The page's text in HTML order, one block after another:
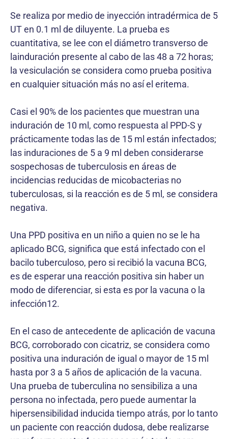
Se realiza por medio de inyección intradérmica de 5
UT en 0.1 ml de diluyente. La prueba es
cuantitativa, se lee con el diámetro transverso de
lainduración presente al cabo de las 48 a 72 horas;
la vesiculación se considera como prueba positiva
en cualquier situación más no así el eritema.
Casi el 90% de los pacientes que muestran una
induración de 10 ml, como respuesta al PPD-S y
prácticamente todas las de 15 ml están infectados;
las induraciones de 5 a 9 ml deben considerarse
sospechosas de tuberculosis en áreas de
incidencias reducidas de micobacterias no
tuberculosas, si la reacción es de 5 ml, se considera
negativa.
Una PPD positiva en un niño a quien no se le ha
aplicado BCG, significa que está infectado con el
bacilo tuberculoso, pero si recibió la vacuna BCG,
es de esperar una reacción positiva sin haber un
modo de diferenciar, si esta es por la vacuna o la
infección12.
En el caso de antecedente de aplicación de vacuna
BCG, corroborado con cicatriz, se considera como
positiva una induración de igual o mayor de 15 ml
hasta por 3 a 5 años de aplicación de la vacuna.
Una prueba de tuberculina no sensibiliza a una
persona no infectada, pero puede aumentar la
hipersensibilidad inducida tiempo atrás, por lo tanto
un paciente con reacción dudosa, debe realizarse